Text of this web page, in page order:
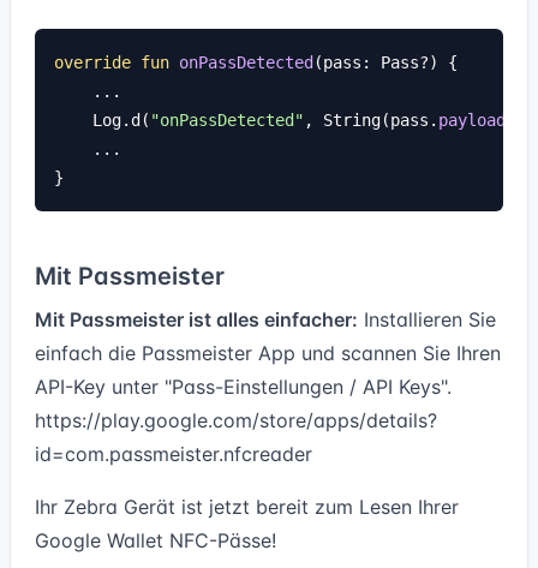
override fun onPassDetected (pass: Pass?) {
    ...
    Log.d(
"onPassDetected" , String(pass.
    ...
Mit Passmeister
Mit Passmeister ist alles einfacher: Installieren Sie
einfach die Passmeister App und scannen Sie Ihren
API-Key unter "Pass-Einstellungen / API Keys".
https://play.google.com/store/apps/details?
id=com.passmeister.nfcreader
Ihr Zebra Gerät ist jetzt bereit zum Lesen Ihrer
Google Wallet NFC-Pässe!